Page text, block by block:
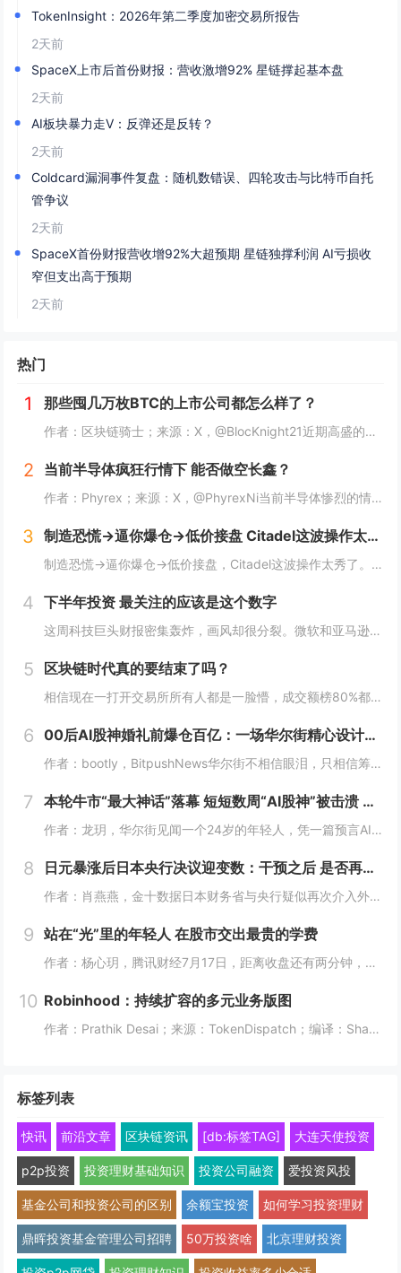
TokenInsight：2026年第二季度加密交易所报告
2天前
SpaceX上市后首份财报：营收激增92% 星链撑起基本盘
2天前
AI板块暴力走V：反弹还是反转？
2天前
Coldcard漏洞事件复盘：随机数错误、四轮攻击与比特币自托
管争议
2天前
SpaceX首份财报营收增92%大超预期 星链独撑利润 AI亏损收
窄但支出高于预期
2天前
热门
1 那些囤几万枚BTC的上市公司都怎么样了？
作者：区块链骑士；来源：X，@BlocKnight21近期高盛的一纸清算通知，让Strategy再次被推上了风口浪尖。7月29日到期的挂钩Strategy股票的结构性债券，每1000美元投资仅能收回约217美元，亏损近80%。而问题出在一个...
2 当前半导体疯狂行情下 能否做空长鑫？
作者：Phyrex；来源：X，@PhyrexNi当前半导体惨烈的情况下，我是不是可以做空长鑫？我个人的看法，当前长鑫的估值已经高到我想开始做空了，但上市初期的筹码结构仍然对空头非常不友好。我个人打算先多观察几天，尤其是过了上市前五个无涨跌幅...
3 制造恐慌→逼你爆仓→低价接盘 Citadel这波操作太秀了
制造恐慌→逼你爆仓→低价接盘，Citadel这波操作太秀了。Citadel这波操作，真的秀。“AI股神”Leopold Aschenbrenner的基金Situational Awareness，上半年回报439%，规模一度冲到450亿美元...
4 下半年投资 最关注的应该是这个数字
这周科技巨头财报密集轰炸，画风却很分裂。微软和亚马逊，云业务全线爆发。AWS二季度营收422亿美元，同比增长37%，是18个季度以来最快；Azure更猛，同比增速43%，全财年首次突破1000亿美元。两家股价财报后都是大涨，亚马逊盘后一度涨...
5 区块链时代真的要结束了吗？
相信现在一打开交易所所有人都是一脸懵，成交额榜80%都是美股，前十里就剩个BTC ETH SOL ，涨幅榜直接没了币的身影，清一色美股。这以前可都是山寨币的位置啊! 现在越来越多变成了股票，AI、机器人、航天这些热门股，涨起来一点也不比山...
6 00后AI股神婚礼前爆仓百亿：一场华尔街精心设计的「猎杀」？
作者：bootly，BitpushNews华尔街不相信眼泪，只相信筹码。2026年7月的最后一周，一个00后年轻人用百亿美金的代价，再次验证了这个道理。故事的主角叫Leopold Aschenbrenner。如果你关注AI圈，可能听过这个名...
7 本轮牛市“最大神话”落幕 短短数周“AI股神”被击溃 Citatdel出手收购全部仓位
作者：龙玥，华尔街见闻一个24岁的年轻人，凭一篇预言AI改变世界的长文，在华尔街募到450亿美元，今年上半年爆赚439%。然而，在近期AI板块大跌的这一个月里，他把两年积累的神话，一口气输了个精光。7月30日，华尔街流出一条消息：一家只有8...
8 日元暴涨后日本央行决议迎变数：干预之后 是否再度加息？
作者：肖燕燕，金十数据日本财务省与央行疑似再次介入外汇市场后，周四日元出现逾两年来最大单日涨幅。日本《日经新闻》报道称，日本政府和日本央行可能采取了汇市干预措施，以遏制日元持续疲软的走势。美国财长贝森特表示，“日本可能在（美东时间）周四早些...
9 站在“光”里的年轻人 在股市交出最贵的学费
作者：杨心玥，腾讯财经7月17日，距离收盘还有两分钟，陈娅躲进了公司的厕所。她把隔间门锁上，盯着手机里一片刺眼的绿色。她咬了咬牙，把账户里“财通四子”、通信ETF全部卖掉。当时，这些基金盘中模拟净值跌幅都接近10%。陈娅是近期重仓光模块的年...
10 Robinhood：持续扩容的多元业务版图
作者：Prathik Desai；来源：TokenDispatch；编译：Shaw，喜来顺财经几周前，我将Robinhood称作一站式金融超市，原因是它能够在同一平台满足美国人的各类金融需求。在之前的文章中，我写道：即便Robinhood新...
标签列表
快讯 前沿文章 区块链资讯 [db:标签TAG] 大连天使投资
p2p投资 投资理财基础知识 投资公司融资 爱投资风投
基金公司和投资公司的区别 余额宝投资 如何学习投资理财
鼎晖投资基金管理公司招聘 50万投资啥 北京理财投资